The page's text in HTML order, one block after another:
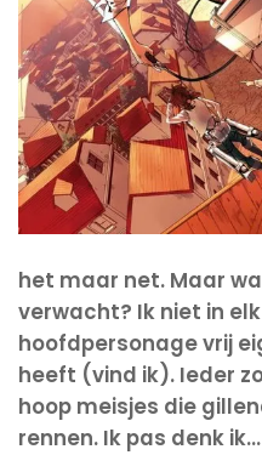
het maar net. Maar
verwacht? Ik niet in
hoofdpersonage vrij
heeft (vind ik). Ieder
hoop meisjes die
rennen. Ik pas denk ik…